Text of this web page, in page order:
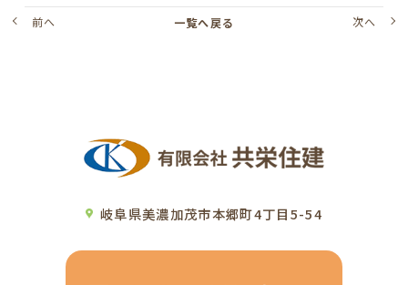
前へ 一覧へ戻る 次へ
岐阜県美濃加茂市本郷町4丁目5-54